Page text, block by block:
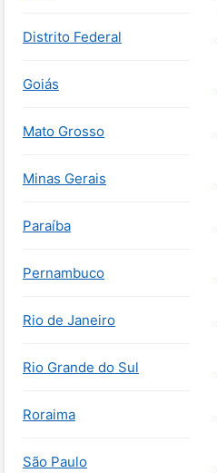
Distrito Federal
Goiás
Mato Grosso
Minas Gerais
Paraíba
Pernambuco
Rio de Janeiro
Rio Grande do Sul
Roraima
São Paulo